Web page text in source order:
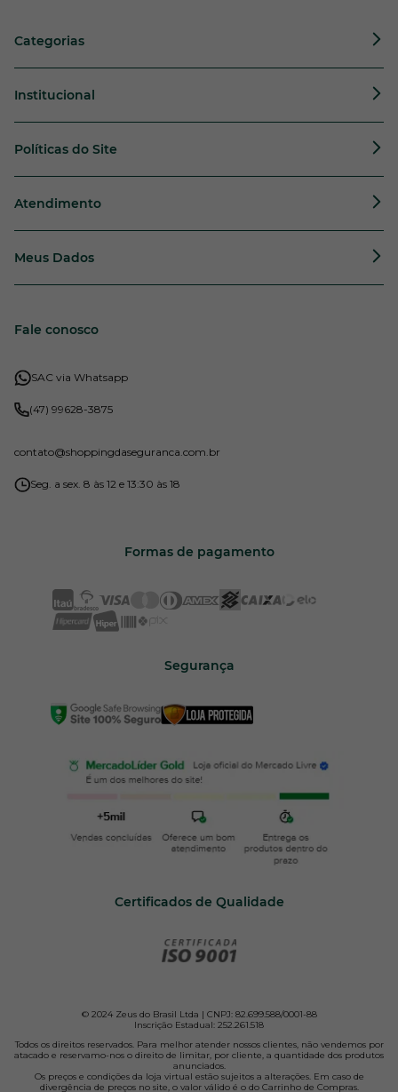
Categorias
Institucional
Políticas do Site
Atendimento
Meus Dados
Fale conosco
SAC via Whatsapp
(47) 99628-3875
contato@shoppingdaseguranca.com.br
Seg. a sex. 8 às 12 e 13:30 às 18
Formas de pagamento
Segurança
Certificados de Qualidade
© 2024 Zeus do Brasil Ltda | CNPJ: 82.699.588/0001-88
Inscrição Estadual: 252.261.518
Todos os direitos reservados. Para melhor atender nossos clientes, não vendemos por
atacado e reservamo-nos o direito de limitar, por cliente, a quantidade dos produtos
anunciados.
Os preços e condições da loja virtual estão sujeitos a alterações. Em caso de
divergência de preços no site, o valor válido é o do Carrinho de Compras.